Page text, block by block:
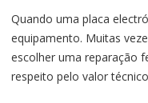
Quando uma placa
equipamento. Muitas
escolher uma reparação
respeito pelo valor